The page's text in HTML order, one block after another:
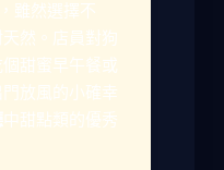
雖然選擇不
然。店員對狗
甜蜜早午餐或
放風的小確幸
中甜點類的優秀